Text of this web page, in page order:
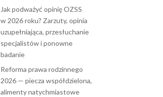
Jak podważyć opinię OZSS
w 2026 roku? Zarzuty, opinia
uzupełniająca, przesłuchanie
specjalistów i ponowne
badanie
Reforma prawa rodzinnego
2026 — piecza współdzielona,
alimenty natychmiastowe